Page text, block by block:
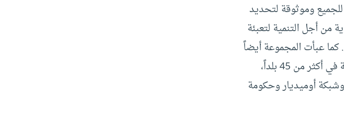
وموثوقة لتحديد
في 2014 مبادرة تحديد الهوية من أجل التنمية لتعبئة
عبأت المجموعة أيضاً
أكثر من مليار دولار لمساندة المشاريع المتعلقة بالتسجيل المدني وتحديد الهوية في أكثر من 45 بلداً،
أوميديار وحكومة